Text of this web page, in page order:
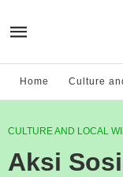
Home Culture
CULTURE AND LOCAL
Aksi